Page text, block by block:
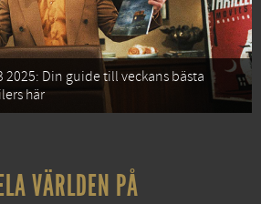
2025: Din guide till veckans bästa
här
VÄRLDEN PÅ